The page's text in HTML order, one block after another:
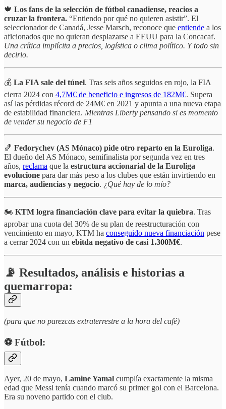
🍁 Los fans de la selección de fútbol canadiense, reacios a
cruzar la frontera. “Entiendo por qué no quieren asistir”. El
seleccionador de Canadá, Jesse Marsch, reconoce que entiende a los
aficionados que no quieran desplazarse a EEUU para la Concacaf.
Una crítica implícita a precios, logística o clima político. Y todo sin
decirlo.
💰 La FIA sale del túnel. Tras seis años seguidos en rojo, la FIA
cierra 2024 con 4,7M€ de beneficio e ingresos de 182M€. Supera
así las pérdidas récord de 24M€ en 2021 y apunta a una nueva etapa
de estabilidad financiera. Mientras Liberty pensando si es momento
de vender su negocio de F1
🏀 Fedorychev (AS Mónaco) pide otro reparto en la Euroliga.
El dueño del AS Mónaco, semifinalista por segunda vez en tres
años, reclama que la estructura accionarial de la Euroliga
evolucione para dar más peso a los clubes que están invirtiendo en
marca, audiencias y negocio. ¿Qué hay de lo mío?
🏍️ KTM logra financiación clave para evitar la quiebra. Tras
aprobar una cuota del 30% de su plan de reestructuración con
vencimiento en mayo, KTM ha conseguido nueva financiación pese
a cerrar 2024 con un ebitda negativo de casi 1.300M€.
📡 Resultados, análisis e historias a
quemarropa:
(para que no parezcas extraterrestre a la hora del café)
⚽️ Fútbol:
Ayer, 20 de mayo, Lamine Yamal cumplía exactamente la misma
edad que Messi tenía cuando marcó su primer gol con el Barcelona.
Era su noveno partido con el club.